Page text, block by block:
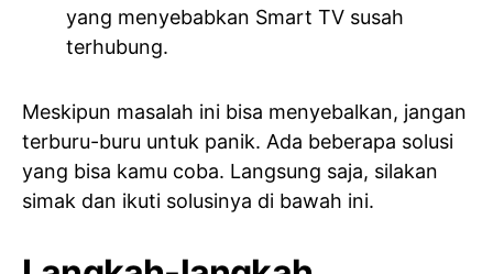
yang menyebabkan Smart TV susah
terhubung.
Meskipun masalah ini bisa menyebalkan, jangan
terburu-buru untuk panik. Ada beberapa solusi
yang bisa kamu coba. Langsung saja, silakan
simak dan ikuti solusinya di bawah ini.